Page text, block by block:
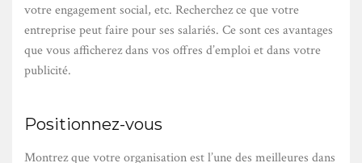
votre engagement social, etc. Recherchez ce que votre
entreprise peut faire pour ses salariés. Ce sont ces avantages
que vous afficherez dans vos offres d’emploi et dans votre
publicité.
Positionnez-vous
Montrez que votre organisation est l’une des meilleures dans